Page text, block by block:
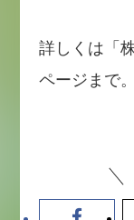
詳しくは「
ページまで